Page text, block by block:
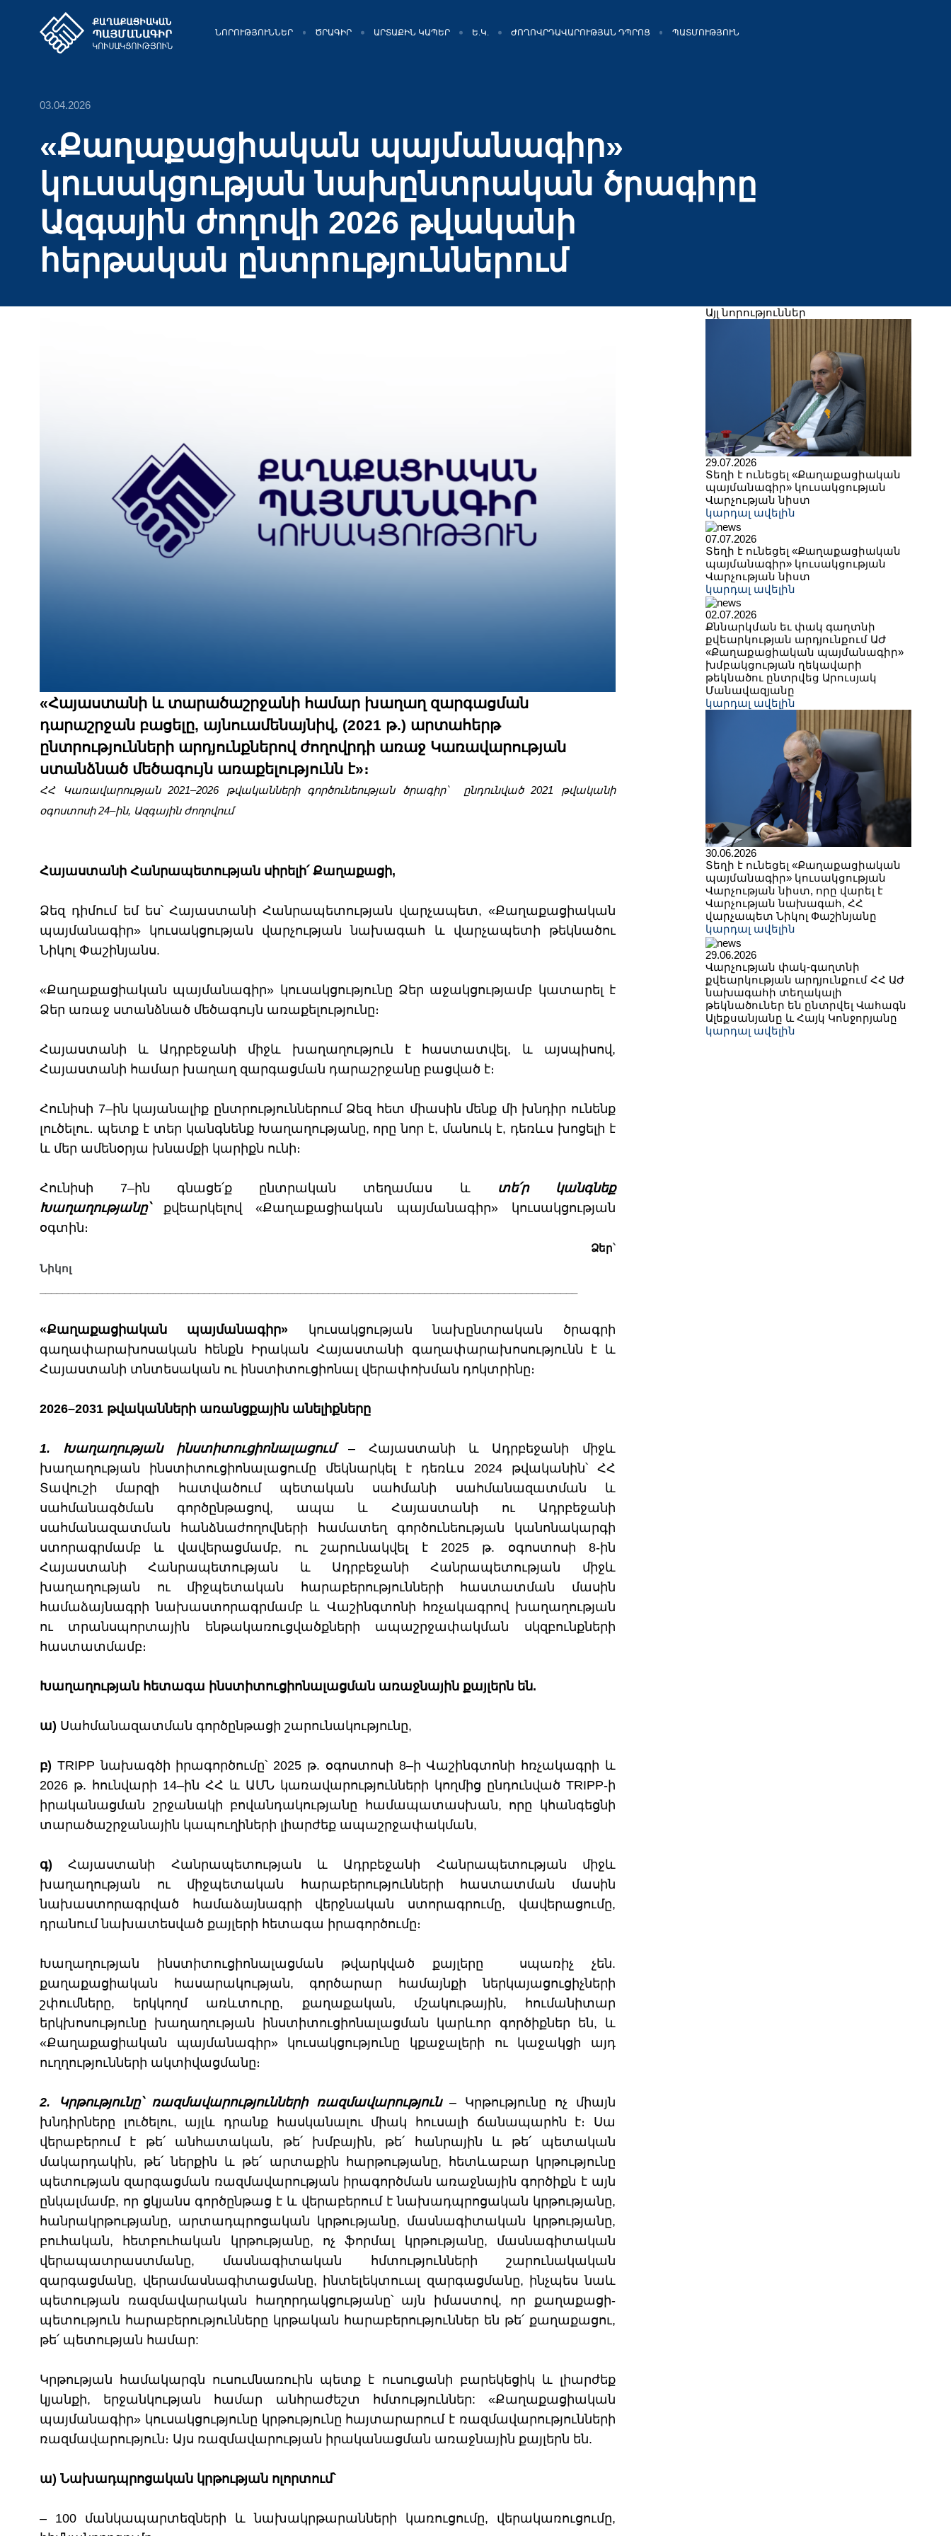
ՆՈՐՈՒԹՅՈՒՆՆԵՐ ԾՐԱԳԻՐ ԱՐՏԱՔԻՆ ԿԱՊԵՐ Ե.Կ. ԺՈՂՈՎՐԴԱՎԱՐՈՒԹՅԱՆ ԴՊՐՈՑ ՊԱՏՄՈՒԹՅՈՒՆ
03.04.2026
«Քաղաքացիական պայմանագիր»
կուսակցության նախընտրական ծրագիրը
Ազգային ժողովի 2026 թվականի
հերթական ընտրություններում
«Հայաստանի և տարածաշրջանի համար խաղաղ զարգացման
դարաշրջան բացելը, այնուամենայնիվ, (2021 թ.) արտահերթ
ընտրությունների արդյունքներով ժողովրդի առաջ Կառավարության
ստանձնած մեծագույն առաքելությունն է»։
ՀՀ Կառավարության 2021–2026 թվականների գործունեության ծրագիր՝ ընդունված 2021 թվականի
օգոստոսի 24–ին, Ազգային ժողովում
Հայաստանի Հանրապետության սիրելի՛ Քաղաքացի,
Ձեզ դիմում եմ ես՝ Հայաստանի Հանրապետության վարչապետ, «Քաղաքացիական
պայմանագիր» կուսակցության վարչության նախագահ և վարչապետի թեկնածու
Նիկոլ Փաշինյանս.
«Քաղաքացիական պայմանագիր» կուսակցությունը Ձեր աջակցությամբ կատարել է
Ձեր առաջ ստանձնած մեծագույն առաքելությունը։
Հայաստանի և Ադրբեջանի միջև խաղաղություն է հաստատվել, և այսպիսով,
Հայաստանի համար խաղաղ զարգացման դարաշրջանը բացված է։
Հունիսի 7–ին կայանալիք ընտրություններում Ձեզ հետ միասին մենք մի խնդիր ունենք
լուծելու․ պետք է տեր կանգնենք Խաղաղությանը, որը նոր է, մանուկ է, դեռևս խոցելի է
և մեր ամենօրյա խնամքի կարիքն ունի։
Հունիսի 7–ին գնացե՛ք ընտրական տեղամաս և
տե՛ր կանգնեք
Խաղաղությանը՝քվեարկելով «Քաղաքացիական պայմանագիր» կուսակցության
օգտին։
Ձեր՝
Նիկոլ
«Քաղաքացիական պայմանագիր» կուսակցության նախընտրական ծրագրի
գաղափարախոսական հենքն Իրական Հայաստանի գաղափարախոսությունն է և
Հայաստանի տնտեսական ու ինստիտուցիոնալ վերափոխման դոկտրինը։
2026–2031 թվականների առանցքային անելիքները
1. Խաղաղության ինստիտուցիոնալացում– Հայաստանի և Ադրբեջանի միջև
խաղաղության ինստիտուցիոնալացումը մեկնարկել է դեռևս 2024 թվականին՝ ՀՀ
Տավուշի մարզի հատվածում պետական սահմանի սահմանազատման և
սահմանագծման գործընթացով, ապա և Հայաստանի ու Ադրբեջանի
սահմանազատման հանձնաժողովների համատեղ գործունեության կանոնակարգի
ստորագրմամբ և վավերացմամբ, ու շարունակվել է 2025 թ. օգոստոսի 8-ին
Հայաստանի Հանրապետության և Ադրբեջանի Հանրապետության միջև
խաղաղության ու միջպետական հարաբերությունների հաստատման մասին
համաձայնագրի նախաստորագրմամբ և Վաշինգտոնի հռչակագրով խաղաղության
ու տրանսպորտային ենթակառուցվածքների ապաշրջափակման սկզբունքների
հաստատմամբ։
Խաղաղության հետագա ինստիտուցիոնալացման առաջնային քայլերն են.
ա) Սահմանազատման գործընթացի շարունակությունը,
բ) TRIPP նախագծի իրագործումը՝ 2025 թ. օգոստոսի 8–ի Վաշինգտոնի հռչակագրի և
2026 թ. հունվարի 14–ին ՀՀ և ԱՄՆ կառավարությունների կողմից ընդունված TRIPP-ի
իրականացման շրջանակի բովանդակությանը համապատասխան, որը կհանգեցնի
տարածաշրջանային կապուղիների լիարժեք ապաշրջափակման,
գ)Հայաստանի Հանրապետության և Ադրբեջանի Հանրապետության միջև
խաղաղության ու միջպետական հարաբերությունների հաստատման մասին
նախաստորագրված համաձայնագրի վերջնական ստորագրումը, վավերացումը,
դրանում նախատեսված քայլերի հետագա իրագործումը։
Խաղաղության ինստիտուցիոնալացման թվարկված քայլերը սպառիչ չեն.
քաղաքացիական հասարակության, գործարար համայնքի ներկայացուցիչների
շփումները, երկկողմ առևտուրը, քաղաքական, մշակութային, հումանիտար
երկխոսությունը խաղաղության ինստիտուցիոնալացման կարևոր գործիքներ են, և
«Քաղաքացիական պայմանագիր» կուսակցությունը կքաջալերի ու կաջակցի այդ
ուղղությունների ակտիվացմանը։
2. Կրթությունը՝ ռազմավարությունների ռազմավարություն– Կրթությունը ոչ միայն
խնդիրները լուծելու, այլև դրանք հասկանալու միակ հուսալի ճանապարհն է։ Սա
վերաբերում է թե՛ անհատական, թե՛ խմբային, թե՛ հանրային և թե՛ պետական
մակարդակին, թե՛ ներքին և թե՛ արտաքին հարթությանը, հետևաբար կրթությունը
պետության զարգացման ռազմավարության իրագործման առաջնային գործիքն է այն
ընկալմամբ, որ ցկյանս գործընթաց է և վերաբերում է նախադպրոցական կրթությանը,
հանրակրթությանը, արտադպրոցական կրթությանը, մասնագիտական կրթությանը,
բուհական, հետբուհական կրթությանը, ոչ ֆորմալ կրթությանը, մասնագիտական
վերապատրաստմանը, մասնագիտական հմտությունների շարունակական
զարգացմանը, վերամասնագիտացմանը, ինտելեկտուալ զարգացմանը, ինչպես նաև
պետության ռազմավարական հաղորդակցությանը՝ այն իմաստով, որ քաղաքացի-
պետություն հարաբերությունները կրթական հարաբերություններ են թե՛ քաղաքացու,
թե՛ պետության համար:
Կրթության համակարգն ուսումնառուին պետք է ուսուցանի բարեկեցիկ և լիարժեք
կյանքի, երջանկության համար անհրաժեշտ հմտություններ: «Քաղաքացիական
պայմանագիր» կուսակցությունը կրթությունը հայտարարում է ռազմավարությունների
ռազմավարություն։ Այս ռազմավարության իրականացման առաջնային քայլերն են.
ա) Նախադպրոցական կրթության ոլորտում՝
– 100 մանկապարտեզների և նախակրթարանների կառուցումը, վերակառուցումը,
Այլ նորություններ
29.07.2026
Տեղի է ունեցել «Քաղաքացիական
պայմանագիր» կուսակցության
Վարչության նիստ
կարդալ ավելին
07.07.2026
Տեղի է ունեցել «Քաղաքացիական
պայմանագիր» կուսակցության
Վարչության նիստ
կարդալ ավելին
02.07.2026
Քննարկման եւ փակ գաղտնի
քվեարկության արդյունքում ԱԺ
«Քաղաքացիական պայմանագիր»
խմբակցության ղեկավարի
թեկնածու ընտրվեց Արուսյակ
Մանավազյանը
կարդալ ավելին
30.06.2026
Տեղի է ունեցել «Քաղաքացիական
պայմանագիր» կուսակցության
Վարչության նիստ, որը վարել է
Վարչության նախագահ, ՀՀ
վարչապետ Նիկոլ Փաշինյանը
կարդալ ավելին
29.06.2026
Վարչության փակ-գաղտնի
քվեարկության արդյունքում ՀՀ ԱԺ
նախագահի տեղակալի
թեկնածուներ են ընտրվել Վահագն
Ալեքսանյանը և Հայկ Կոնջորյանը
կարդալ ավելին